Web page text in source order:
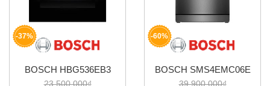
-37%
BOSCH HBG536EB3
23.500.000₫
-60%
BOSCH SMS4EMC06E
39.900.000₫